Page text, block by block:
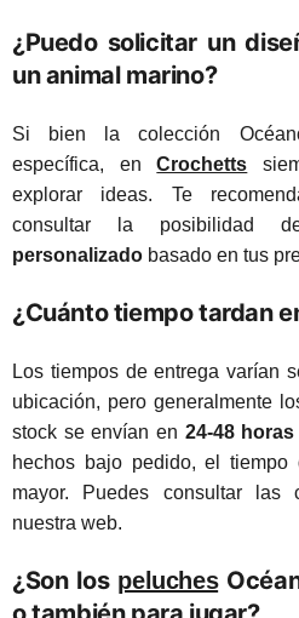
¿Puedo solicitar un
un animal marino?
Si bien la colección
específica, enCrochetts
explorar ideas. Te
consultar la posibilidad
personalizado basado en tus
¿Cuánto tiempo tardan
Los tiempos de entrega varían
ubicación, pero generalmente
stock se envían en 24-48
hechos bajo pedido, el
mayor. Puedes consultar las
nuestra web.
¿Son los peluches